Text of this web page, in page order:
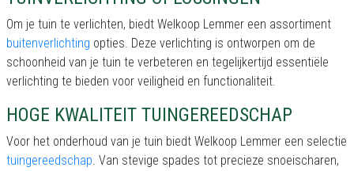
Om je tuin te verlichten, biedt Welkoop Lemmer een assortiment
buitenverlichting opties. Deze verlichting is ontworpen om de
schoonheid van je tuin te verbeteren en tegelijkertijd essentiële
verlichting te bieden voor veiligheid en functionaliteit.
HOGE KWALITEIT TUINGEREEDSCHAP
Voor het onderhoud van je tuin biedt Welkoop Lemmer een selectie
tuingereedschap. Van stevige spades tot precieze snoeischaren,